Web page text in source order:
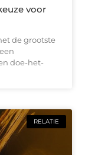
voor
de grootste
doe-het-
RELATIE